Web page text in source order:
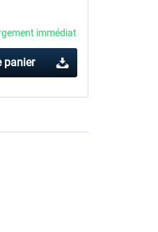
immédiat
panier